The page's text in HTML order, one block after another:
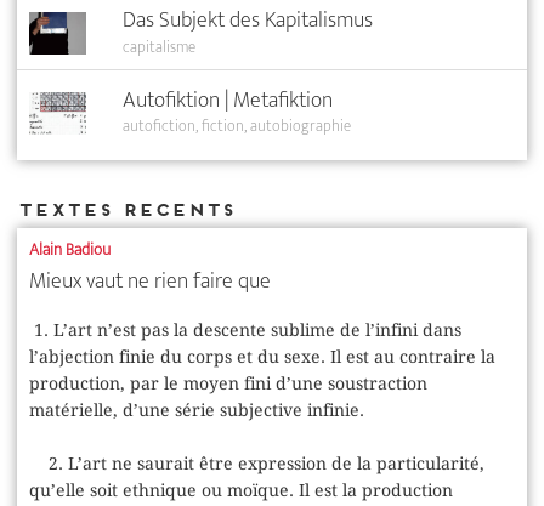
Das Subjekt des Kapitalismus
capitalisme
Autofiktion | Metafiktion
autofiction fiction autobiographie
Textes recents
Alain Badiou
Mieux vaut ne rien faire que
1. L’art n’est pas la descente sublime de l’infini dans
l’abjection finie du corps et du sexe. Il est au contraire la
production, par le moyen fini d’une soustraction
matérielle, d’une série subjective infinie.
2. L’art ne saurait être expression de la particularité,
qu’elle soit ethnique ou moïque. Il est la production